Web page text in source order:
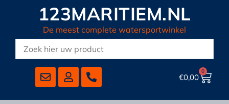
123MARITIEM.NL
De meest complete watersportwinkel
€0,00
0